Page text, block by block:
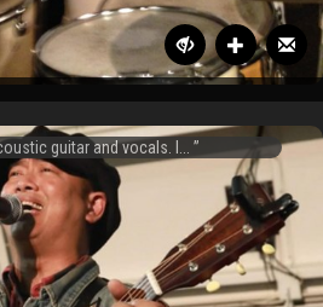
guitar and vocals. I...